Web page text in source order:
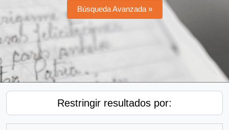
Búsqueda Avanzada »
Restringir resultados por: